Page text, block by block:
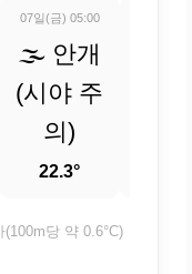
07일(금) 05:00
🌫️ 안개
(시야 주
의)
22.3°
당 약 0.6°C)